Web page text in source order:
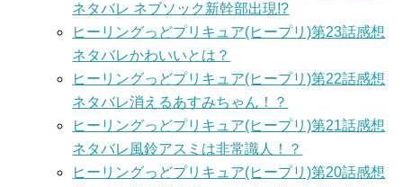
ネタバレ ネブソック新幹部出現!?
ヒーリングっどプリキュア(ヒープリ)第23話感想
ネタバレかわいいとは？
ヒーリングっどプリキュア(ヒープリ)第22話感想
ネタバレ消えるあすみちゃん！？
ヒーリングっどプリキュア(ヒープリ)第21話感想
ネタバレ風鈴アスミは非常識人！？
ヒーリングっどプリキュア(ヒープリ)第20話感想